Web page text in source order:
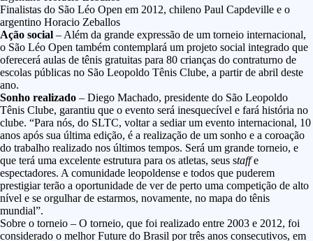
Finalistas do São Léo Open em 2012, chileno Paul Capdeville e o
argentino Horacio Zeballos
Ação social – Além da grande expressão de um torneio internacional,
o São Léo Open também contemplará um projeto social integrado que
oferecerá aulas de tênis gratuitas para 80 crianças do contraturno de
escolas públicas no São Leopoldo Tênis Clube, a partir de abril deste
ano.
Sonho realizado – Diego Machado, presidente do São Leopoldo
Tênis Clube, garantiu que o evento será inesquecível e fará história no
clube. “Para nós, do SLTC, voltar a sediar um evento internacional, 10
anos após sua última edição, é a realização de um sonho e a coroação
do trabalho realizado nos últimos tempos. Será um grande torneio, e
que terá uma excelente estrutura para os atletas, seus staffe
espectadores. A comunidade leopoldense e todos que puderem
prestigiar terão a oportunidade de ver de perto uma competição de alto
nível e se orgulhar de estarmos, novamente, no mapa do tênis
mundial”.
Sobre o torneio – O torneio, que foi realizado entre 2003 e 2012, foi
considerado o melhor Future do Brasil por três anos consecutivos, em